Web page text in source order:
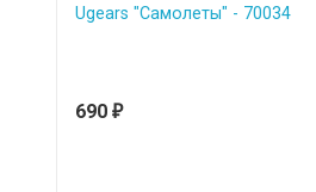
Ugears "Самолеты" - 70034
690 ₽